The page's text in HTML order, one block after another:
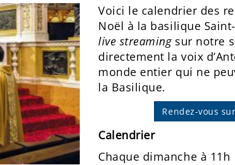
Voici le calendrier des
Noël à la basilique
live streamingsur notre
directement la voix
monde entier qui ne
la Basilique.
Rendez-vous
Calendrier
Chaque dimanche à 11h